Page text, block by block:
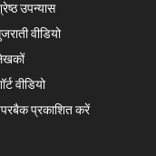
उपन्यास
वीडियो
वीडियो
प्रकाशित करें